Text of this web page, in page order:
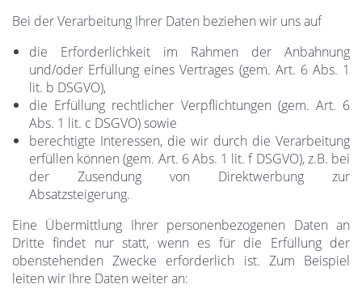
Bei der Verarbeitung Ihrer Daten beziehen wir uns auf
die Erforderlichkeit im Rahmen der Anbahnung
und/oder Erfüllung eines Vertrages (gem. Art. 6 Abs. 1
lit. b DSGVO),
die Erfüllung rechtlicher Verpflichtungen (gem. Art. 6
Abs. 1 lit. c DSGVO) sowie
berechtigte Interessen, die wir durch die Verarbeitung
erfüllen können (gem. Art. 6 Abs. 1 lit. f DSGVO), z.B. bei
der Zusendung von Direktwerbung zur
Absatzsteigerung.
Eine Übermittlung Ihrer personenbezogenen Daten an
Dritte findet nur statt, wenn es für die Erfüllung der
obenstehenden Zwecke erforderlich ist. Zum Beispiel
leiten wir Ihre Daten weiter an: